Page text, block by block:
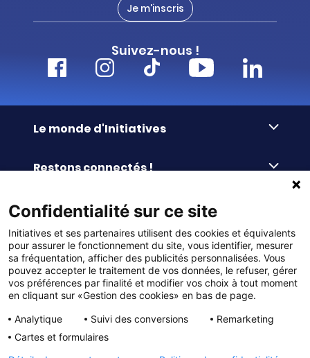
Je m'inscris
Suivez-nous !
Le monde d'Initiatives
Le Fond’Actions Initiatives
Enquête de satisfaction
Restons connectés !
Le blog
La newsletter
Commander facilement
Commande par référence
Catalogues à télécharger
Panier
La livraison
Le paiement
Services & FAQ
Reprise des invendus
Paiement différé sans frais
100% Satisfait ou Remboursé
Le service Après-Vente
Liens pratiques
© DMP Initiatives 10 avenue Georges Auric - 72021
LE MANS CEDEX 2
Initiatives est le spécialiste français des solutions de
collecte de fonds pour les établissements scolaires
Confidentialité sur ce site
Initiatives et ses partenaires utilisent des cookies et équivalents
pour assurer le fonctionnement du site, vous identifier, mesurer
sa fréquentation, afficher des publicités personnalisées. Vous
pouvez accepter le traitement de vos données, le refuser, gérer
vos préférences par finalité et modifier vos choix à tout moment
en cliquant sur «Gestion des cookies» en bas de page.
Analytique
Suivi des conversions
Remarketing
Cartes et formulaires